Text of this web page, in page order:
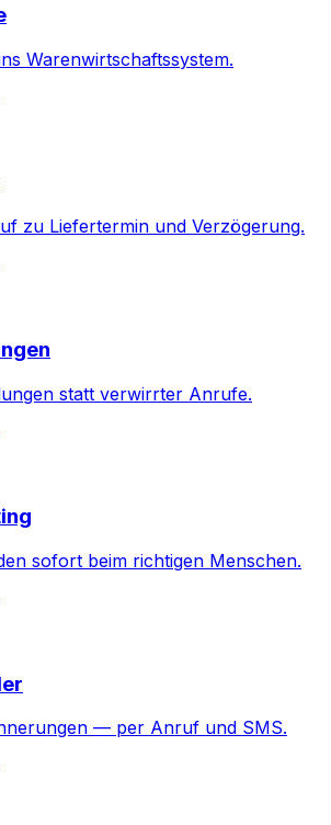
Warenwirtschaftssystem.
zu Liefertermin und Verzögerung.
statt verwirrter Anrufe.
sofort beim richtigen Menschen.
— per Anruf und SMS.